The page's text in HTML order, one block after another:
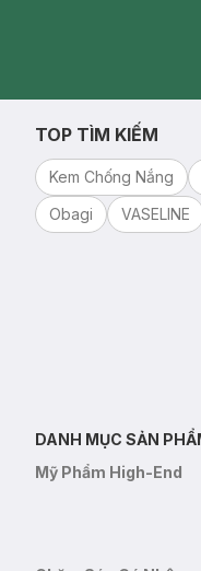
TOP TÌM KIẾM
Kem Chống Nắng
Obagi
VASELINE
DANH MỤC SẢN
Mỹ Phẩm High-End